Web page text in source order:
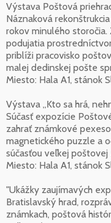
Výstava Poštová
Náznaková
rokov minulého
podujatia
priblíži pracovisko
malej dedinskej pošte
Miesto: Hala A1, stánok
Výstava „Kto sa hrá,
Súčasť expozície
zahrať známkové
magnetického puzzle a
súčasťou veľkej poštovej
Miesto: Hala A1, stánok
"Ukážky zaujímavých
Bratislavský hrad,
známkach, poštová